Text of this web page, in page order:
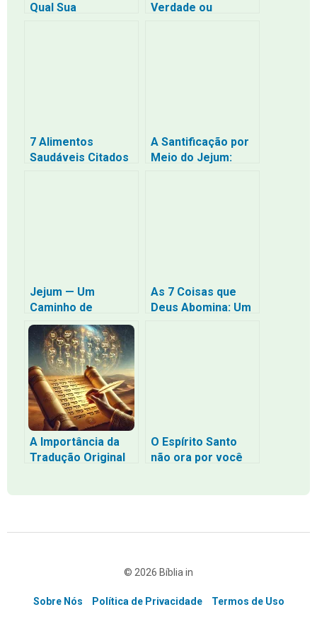
Qual Sua
Verdade ou
7 Alimentos
Saudáveis Citados
A Santificação por
Meio do Jejum:
Jejum — Um
Caminho de
Propósito e Cura
(Segundo a Bíblia)
As 7 Coisas que
Deus Abomina: Um
A Importância da
Tradução Original
O Espírito Santo
não ora por você
© 2026 Bíblia in
Sobre Nós Política de Privacidade
Termos de Uso